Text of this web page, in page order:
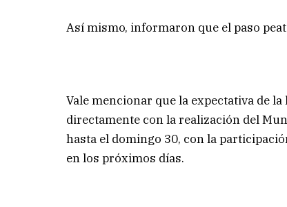
Así mismo, informaron que el paso
Vale mencionar que la expectativa de
directamente con la realización del
hasta el domingo 30, con la
en los próximos días.